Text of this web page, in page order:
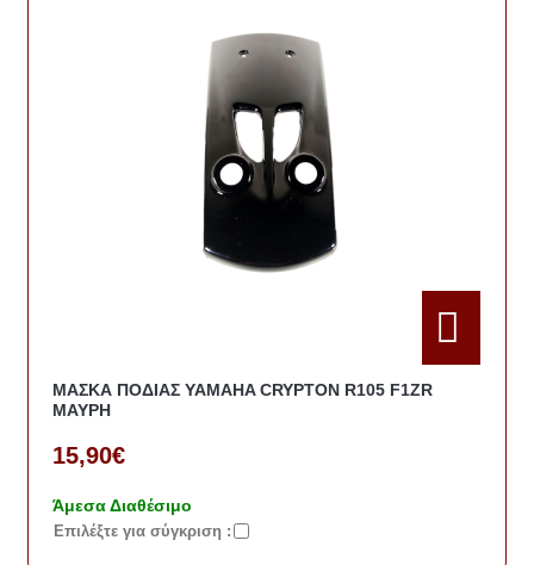
ΜΑΣΚΑ ΠΟΔΙΑΣ YAMAHA CRYPTON R105 F1ZR
ΜΑΥΡΗ
15,90€
Άμεσα Διαθέσιμο
Eπιλέξτε για σύγκριση :